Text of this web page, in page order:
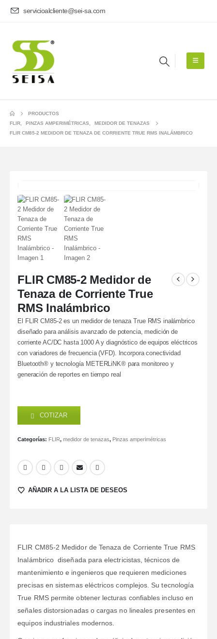
servicioalcliente@sei-sa.com
PRODUCTOS
FLIR
PINZAS AMPERIMÉTRICAS
MEDIDOR DE TENAZAS
FLIR CM85-2 MEDIDOR DE TENAZA DE CORRIENTE TRUE RMS INALÁMBRICO
FLIR CM85-2 Medidor de
Tenaza de Corriente True
RMS Inalámbrico
El FLIR CM85-2 es un medidor de tenaza True RMS inalámbrico
diseñado para análisis avanzado de potencia, medición de
corriente AC/DC hasta 1000 A y diagnóstico de equipos eléctricos
con variadores de frecuencia (VFD). Incorpora conectividad
Bluetooth® y tecnología METERLiNK® para monitoreo y
generación de reportes en tiempo real
COTIZAR
Categorías: FLIR,medidor de tenazas, Pinzas amperimétricas
AÑADIR A LA LISTA DE DESEOS
FLIR CM85-2 Medidor de Tenaza de Corriente True RMS
Inalámbrico diseñada para electricistas, técnicos de
mantenimiento e ingenieros que requieren mediciones
precisas en sistemas eléctricos complejos. Su tecnología
True RMS permite obtener lecturas confiables incluso en
señales distorsionadas o cargas no lineales presentes en
equipos industriales modernos.